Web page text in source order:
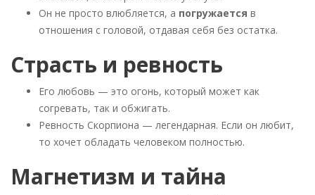
Он не просто влюбляется, а погружается в
отношения с головой, отдавая себя без остатка.
Страсть и ревность
Его любовь — это огонь, который может как
согревать, так и обжигать.
Ревность Скорпиона — легендарная. Если он любит,
то хочет обладать человеком полностью.
Магнетизм и тайна